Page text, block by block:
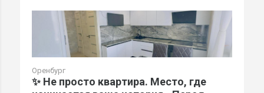
Оренбург
✨ Не просто квартира. Место, где